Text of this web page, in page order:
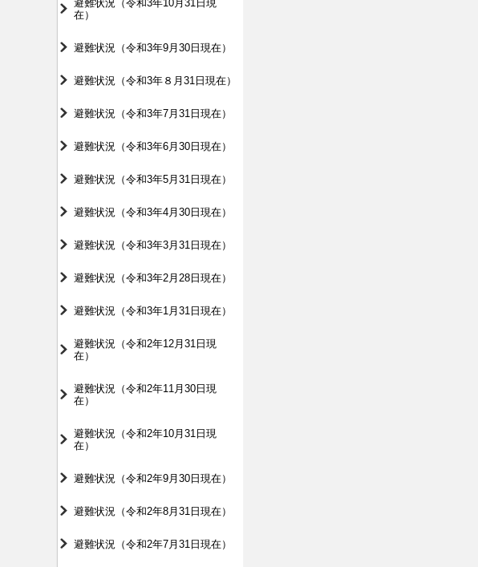
避難状況（令和3年10月31日現
在）
避難状況（令和3年9月30日現在）
避難状況（令和3年８月31日現在）
避難状況（令和3年7月31日現在）
避難状況（令和3年6月30日現在）
避難状況（令和3年5月31日現在）
避難状況（令和3年4月30日現在）
避難状況（令和3年3月31日現在）
避難状況（令和3年2月28日現在）
避難状況（令和3年1月31日現在）
避難状況（令和2年12月31日現
在）
避難状況（令和2年11月30日現
在）
避難状況（令和2年10月31日現
在）
避難状況（令和2年9月30日現在）
避難状況（令和2年8月31日現在）
避難状況（令和2年7月31日現在）